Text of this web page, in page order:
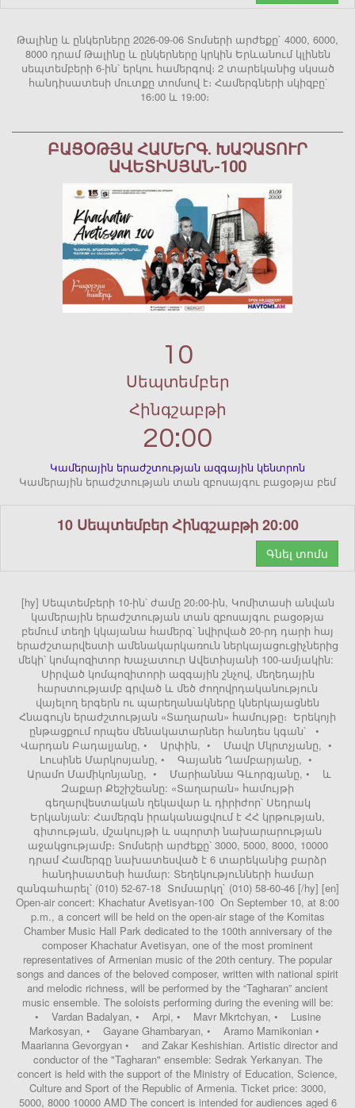
Թալինը և ընկերները 2026-09-06 Տոմսերի արժեքը` 4000, 6000,
8000 դրամ Թալինը և ընկերները կրկին Երևանում կլինեն
սեպտեմբերի 6-ին՝ երկու համերգով։ 2 տարեկանից սկսած
հանդիսատեսի մուտքը տոմսով է։ Համերգների սկիզբը՝
16։00 և 19։00։
ԲԱՑՕԹՅԱ ՀԱՄԵՐԳ. ԽԱՉԱՏՈՒՐ
ԱՎԵՏԻՍՅԱՆ-100
10
Սեպտեմբեր
Հինգշաբթի
20:00
Կամերային երաժշտության ազգային կենտրոն
Կամերային երաժշտության տան զբոսայգու բացօթյա բեմ
10 Սեպտեմբեր Հինգշաբթի 20:00
Գնել տոմս
[hy] Սեպտեմբերի 10-ին՝ ժամը 20։00-ին, Կոմիտասի անվան
կամերային երաժշտության տան զբոսայգու բացօթյա
բեմում տեղի կկայանա համերգ՝ նվիրված 20-րդ դարի հայ
երաժշտարվեստի ամենակարկառուն ներկայացուցիչներից
մեկի՝ կոմպոզիտոր Խաչատուր Ավետիսյանի 100-ամյակին:
Սիրված կոմպոզիտորի ազգային շնչով, մեղեդային
հարստությամբ գրված և մեծ ժողովրդականություն
վայելող երգերն ու պարեղանակները կներկայացնեն
Հնագույն երաժշտության «Տաղարան» համույթը։ Երեկոյի
ընթացքում որպես մենակատարներ հանդես կգան՝ •
Վարդան Բադալյանը, • Արփին, • Մավր Մկրտչյանը, •
Լուսինե Մարկոսյանը, • Գայանե Ղամբարյանը, •
Արամո Մամիկոնյանը, • Մարիաննա Գևորգյանը, • և
Զաքար Քեշիշեանը: «Տաղարան» համույթի
գեղարվեստական ղեկավար և դիրիժոր՝ Սեդրակ
Երկանյան: Համերգն իրականացվում է ՀՀ կրթության,
գիտության, մշակույթի և սպորտի նախարարության
աջակցությամբ։ Տոմսերի արժեքը՝ 3000, 5000, 8000, 10000
դրամ Համերգը նախատեսված է 6 տարեկանից բարձր
հանդիսատեսի համար: Տեղեկությունների համար
զանգահարել՝ (010) 52-67-18 Տոմսարկղ` (010) 58-60-46 [/hy] [en]
Open-air concert: Khachatur Avetisyan-100 On September 10, at 8:00
p.m., a concert will be held on the open-air stage of the Komitas
Chamber Music Hall Park dedicated to the 100th anniversary of the
composer Khachatur Avetisyan, one of the most prominent
representatives of Armenian music of the 20th century. The popular
songs and dances of the beloved composer, written with national spirit
and melodic richness, will be performed by the “Tagharan” ancient
music ensemble. The soloists performing during the evening will be:
• Vardan Badalyan, • Arpi, • Mavr Mkrtchyan, • Lusine
Markosyan, • Gayane Ghambaryan, • Aramo Mamikonian •
Maarianna Gevorgyan • and Zakar Keshishian. Artistic director and
conductor of the "Tagharan" ensemble: Sedrak Yerkanyan. The
concert is held with the support of the Ministry of Education, Science,
Culture and Sport of the Republic of Armenia. Ticket price: 3000,
5000, 8000 10000 AMD The concert is intended for audiences aged 6